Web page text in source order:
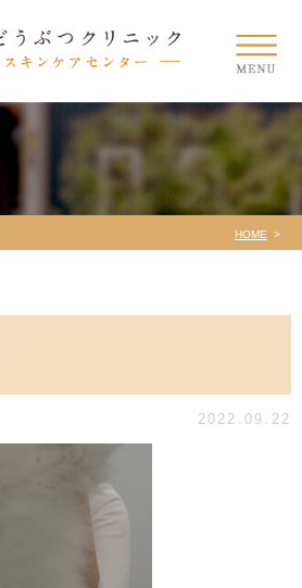
HOME
2022.09.22